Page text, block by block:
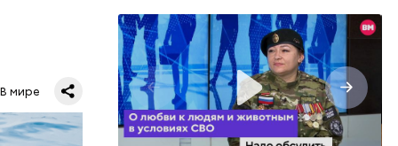
В мире
лет
это